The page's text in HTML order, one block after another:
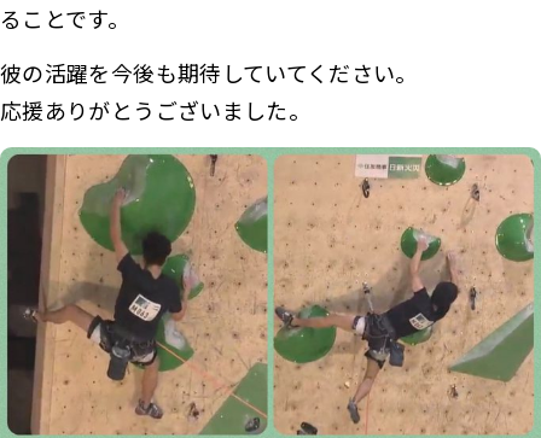
ることです。
彼の活躍を今後も期待していてください。
応援ありがとうございました。